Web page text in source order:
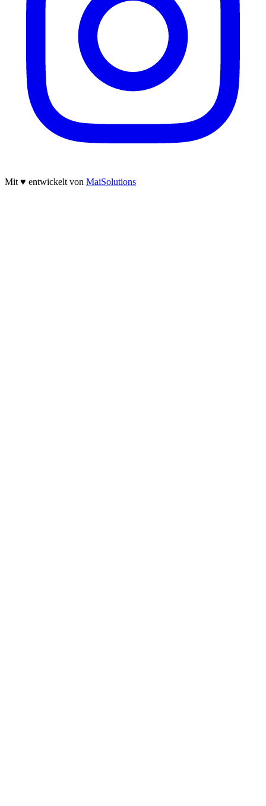
Mit ♥ entwickelt von MaiSolutions